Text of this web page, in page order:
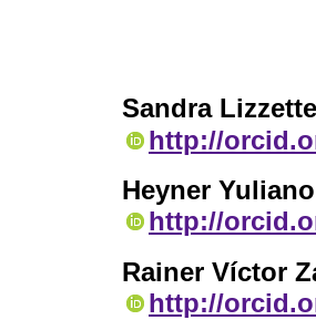
Sandra
http://
Heyner
http://
Rainer Víctor
http://